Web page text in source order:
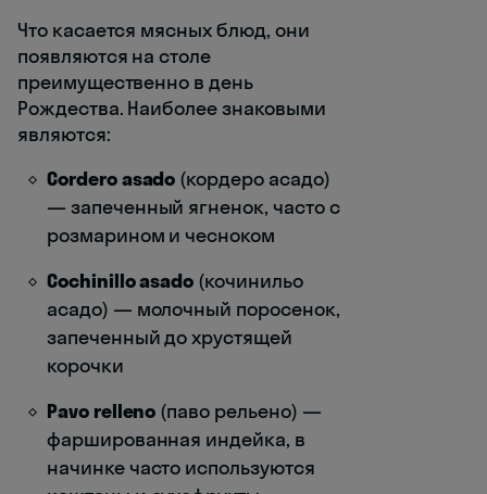
Что касается мясных блюд, они
появляются на столе
преимущественно в день
Рождества. Наиболее знаковыми
являются:
Cordero asado (кордеро асадо)
— запеченный ягненок, часто с
розмарином и чесноком
Cochinillo asado (кочинильо
асадо) — молочный поросенок,
запеченный до хрустящей
корочки
Pavo relleno (паво рельено) —
фаршированная индейка, в
начинке часто используются